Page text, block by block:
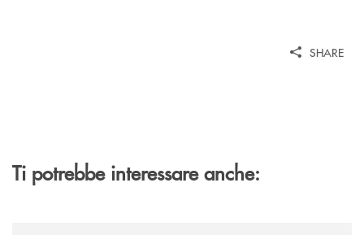
SHARE
Ti potrebbe interessare anche: